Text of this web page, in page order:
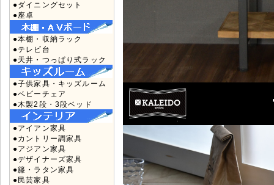
●ダイニングセット
●座卓
●本棚・収納ラック
●テレビ台
●天井・つっぱり式ラック
●子供家具・キッズルーム
●ベビーチェア
●木製2段・3段ベッド
●アイアン家具
●カントリー調家具
●アジアン家具
●デザイナーズ家具
●籐・ラタン家具
●民芸家具